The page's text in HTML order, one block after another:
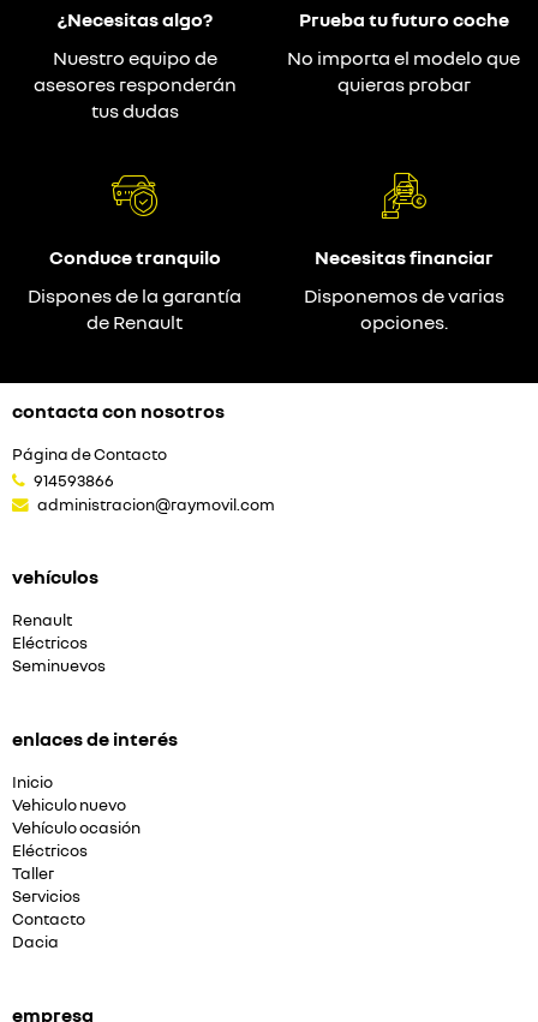
¿Necesitas algo?
Nuestro equipo de
asesores responderán
tus dudas
Prueba tu futuro coche
No importa el modelo que
quieras probar
Conduce tranquilo
Dispones de la garantía
de Renault
Necesitas financiar
Disponemos de varias
opciones.
contacta con nosotros
Página de Contacto
914593866
administracion@raymovil.com
vehículos
Renault
Eléctricos
Seminuevos
enlaces de interés
Inicio
Vehiculo nuevo
Vehículo ocasión
Eléctricos
Taller
Servicios
Contacto
Dacia
empresa